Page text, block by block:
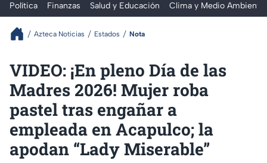
Política Finanzas Salud y Educación Clima y Medio Ambiente
Azteca Noticias Estados Nota
VIDEO: ¡En pleno Día de las
Madres 2026! Mujer roba
pastel tras engañar a
empleada en Acapulco; la
apodan “Lady Miserable”